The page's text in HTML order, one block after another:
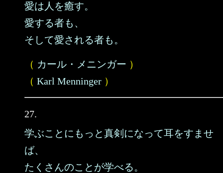
愛は人を癒す。
愛する者も、
そして愛される者も。
（ カール・メニンガー ）
（ Karl Menninger ）
27.
学ぶことにもっと真剣になって耳をすませ
ば、
たくさんのことが学べる。